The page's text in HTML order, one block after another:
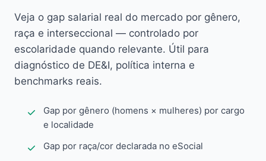
Veja o gap salarial real do mercado por gênero,
raça e interseccional — controlado por
escolaridade quando relevante. Útil para
diagnóstico de DE&I, política interna e
benchmarks reais.
Gap por gênero (homens × mulheres) por cargo
e localidade
Gap por raça/cor declarada no eSocial